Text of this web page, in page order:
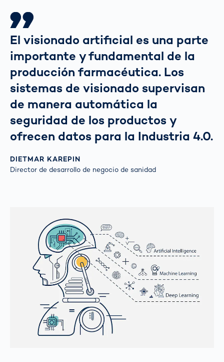
El visionado artificial es una parte
importante y fundamental de la
producción farmacéutica. Los
sistemas de visionado supervisan
de manera automática la
seguridad de los productos y
ofrecen datos para la Industria 4.0.
DIETMAR KAREPIN
Director de desarrollo de negocio de sanidad